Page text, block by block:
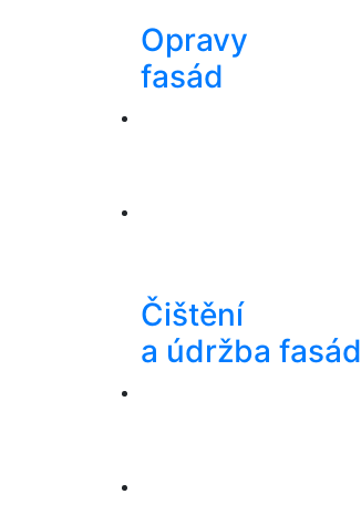
Opravy
fasád
Čištění
a údržba fasád